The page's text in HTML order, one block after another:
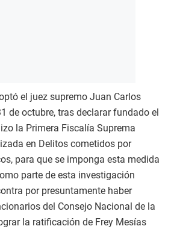
el juez supremo Juan Carlos
de octubre, tras declarar fundado el
la Primera Fiscalía Suprema
en Delitos cometidos por
para que se imponga esta medida
parte de esta investigación
por presuntamente haber
del Consejo Nacional de la
la ratificación de Frey Mesías